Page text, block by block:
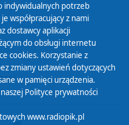
indywidualnych potrzeb
współpracujący z nami
dostawcy aplikacji
do obsługi internetu
cookies. Korzystanie z
zmiany ustawień dotyczących
w pamięci urządzenia.
Polityce prywatności
www.radiopik.pl